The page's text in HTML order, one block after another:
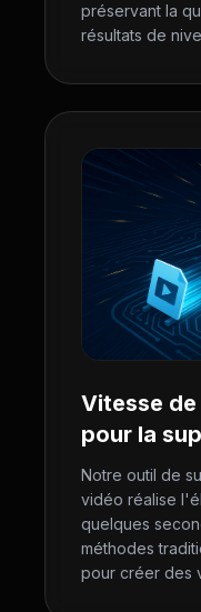
préservant la
résultats de
Vitesse
pour la
Notre outil de
vidéo réalise
quelques
méthodes
pour créer des